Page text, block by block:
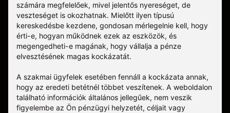
számára megfelelőek, mivel jelentős nyereséget, de
veszteséget is okozhatnak. Mielőtt ilyen típusú
kereskedésbe kezdene, gondosan mérlegelnie kell, hogy
érti-e, hogyan működnek ezek az eszközök, és
megengedheti-e magának, hogy vállalja a pénze
elvesztésének magas kockázatát.
A szakmai ügyfelek esetében fennáll a kockázata annak,
hogy az eredeti betétnél többet veszítenek. A weboldalon
található információk általános jellegűek, nem veszik
figyelembe az Ön pénzügyi helyzetét, céljait vagy